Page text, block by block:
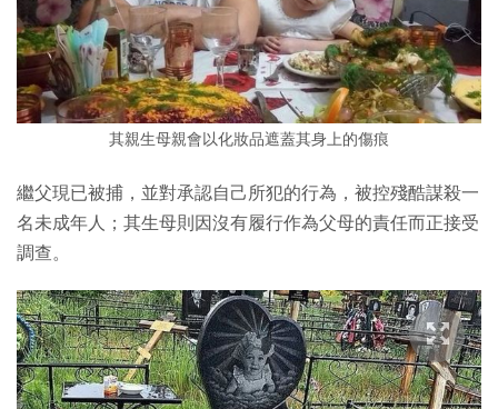
其親生母親會以化妝品遮蓋其身上的傷痕
繼父現已被捕，並對承認自己所犯的行為，被控殘酷謀殺一
名未成年人；其生母則因沒有履行作為父母的責任而正接受
調查。